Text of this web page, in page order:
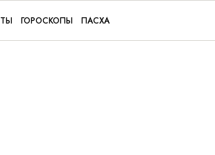
ГОРОСКОПЫ ПАСХА